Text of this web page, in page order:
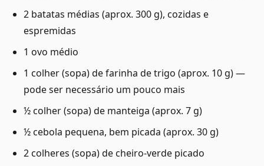
2 batatas médias (aprox. 300 g), cozidas e
espremidas
1 ovo médio
1 colher (sopa) de farinha de trigo (aprox. 10 g) —
pode ser necessário um pouco mais
½ colher (sopa) de manteiga (aprox. 7 g)
½ cebola pequena, bem picada (aprox. 30 g)
2 colheres (sopa) de cheiro-verde picado